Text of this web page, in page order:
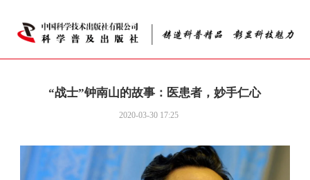
“战士”钟南山的故事：医患者，妙手仁心
2020-03-30 17:25